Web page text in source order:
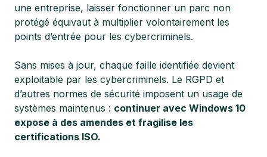
une entreprise, laisser fonctionner un parc non
protégé équivaut à multiplier volontairement les
points d’entrée pour les cybercriminels.
Sans mises à jour, chaque faille identifiée devient
exploitable par les cybercriminels. Le RGPD et
d’autres normes de sécurité imposent un usage de
systèmes maintenus : continuer avec Windows 10
expose à des amendes et fragilise les
certifications ISO.